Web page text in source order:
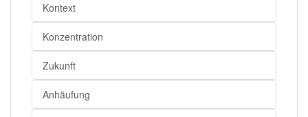
Kontext
Konzentration
Zukunft
Anhäufung